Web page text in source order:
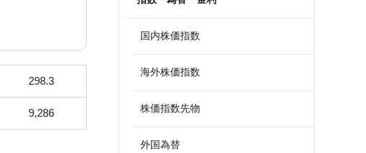
298.3
9,286
国内株価指数
海外株価指数
株価指数先物
外国為替